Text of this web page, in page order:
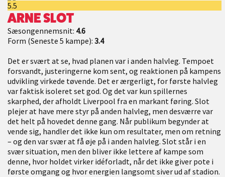
5.5
ARNE SLOT
Sæsongennemsnit: 4.6
Form (Seneste 5 kampe): 3.4
Det er svært at se, hvad planen var i anden halvleg. Tempoet
forsvandt, justeringerne kom sent, og reaktionen på kampens
udvikling virkede tøvende. Det er ærgerligt, for første halvleg
var faktisk isoleret set god. Og det var kun spillernes
skarphed, der afholdt Liverpool fra en markant føring. Slot
plejer at have mere styr på anden halvleg, men desværre var
det helt på hovedet denne gang. Når publikum begynder at
vende sig, handler det ikke kun om resultater, men om retning
– og den var svær at få øje på i anden halvleg. Slot står i en
svær situation, men den bliver ikke lettere af kampe som
denne, hvor holdet virker idéforladt, når det ikke giver pote i
første omgang og hvor energien langsomt siver ud af stadion.